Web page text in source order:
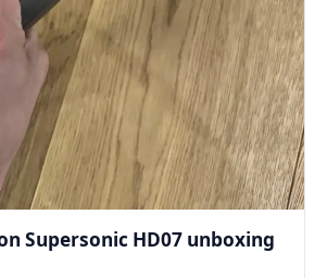
Supersonic HD07 unboxing